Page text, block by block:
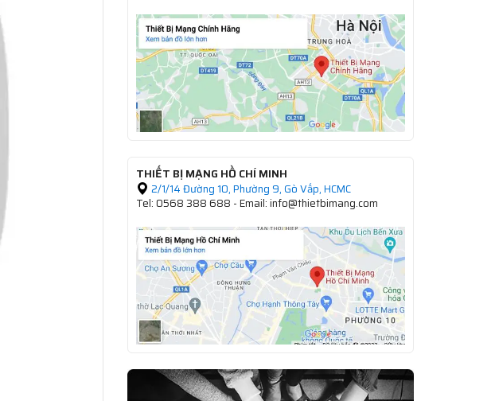
THIẾT BỊ MẠNG HỒ CHÍ MINH
2/1/14 Đường 10, Phường 9, Gò Vấp, HCMC
Tel: 0568 388 688 - Email: info@thietbimang.com